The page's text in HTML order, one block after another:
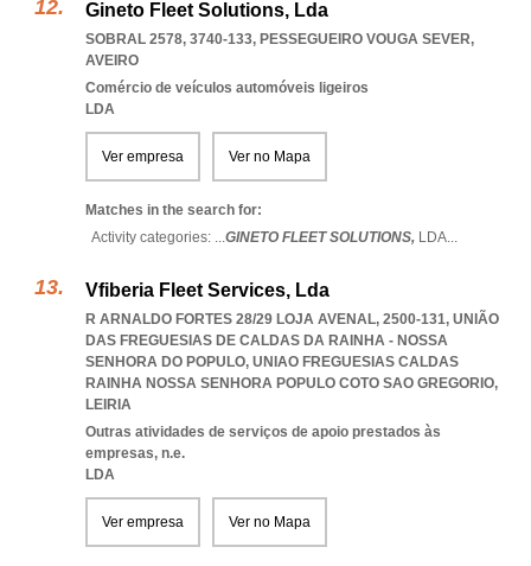
Gineto Fleet Solutions, Lda
SOBRAL 2578, 3740-133, PESSEGUEIRO VOUGA SEVER,
AVEIRO
Comércio de veículos automóveis ligeiros
LDA
Ver empresa Ver no Mapa
Matches in the search for:
Activity categories: ...GINETO FLEET SOLUTIONS, LDA...
Vfiberia Fleet Services, Lda
R ARNALDO FORTES 28/29 LOJA AVENAL, 2500-131, UNIÃO
DAS FREGUESIAS DE CALDAS DA RAINHA - NOSSA
SENHORA DO POPULO, UNIAO FREGUESIAS CALDAS
RAINHA NOSSA SENHORA POPULO COTO SAO GREGORIO,
LEIRIA
Outras atividades de serviços de apoio prestados às
empresas, n.e.
LDA
Ver empresa Ver no Mapa